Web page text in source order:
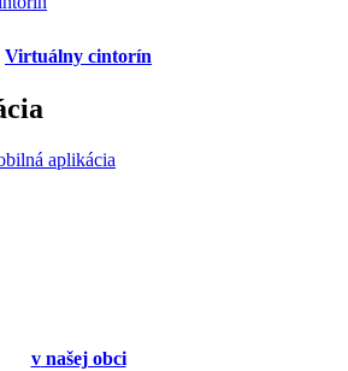
Virtuálny cintorín
vnašej obci